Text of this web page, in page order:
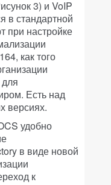
3) и VoIP
в стандартной
при настройке
как того
Есть над
версиях.
удобно
в виде новой
к